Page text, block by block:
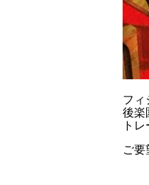
フィ
後楽
ト
ご